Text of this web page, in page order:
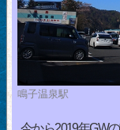
鳴子温泉駅